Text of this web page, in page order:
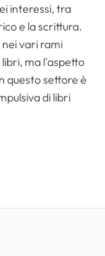
interessi, tra
e la scrittura.
vari rami
ma l'aspetto
questo settore è
di libri